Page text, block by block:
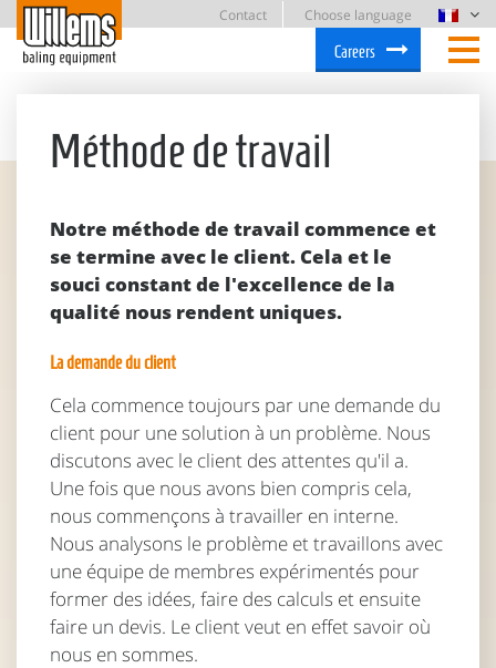
Contact
Choose language
Careers
Méthode de travail
Notre méthode de travail commence et
se termine avec le client. Cela et le
souci constant de l'excellence de la
qualité nous rendent uniques.
La demande du client
Cela commence toujours par une demande du
client pour une solution à un problème. Nous
discutons avec le client des attentes qu'il a.
Une fois que nous avons bien compris cela,
nous commençons à travailler en interne.
Nous analysons le problème et travaillons avec
une équipe de membres expérimentés pour
former des idées, faire des calculs et ensuite
faire un devis. Le client veut en effet savoir où
nous en sommes.